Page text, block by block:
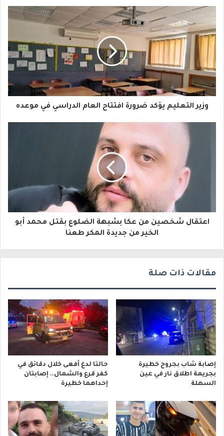
ر
ي
د
ك
ا
وزير التعليم يؤكد ضرورة افتتاح العام الدراسي في موعده
اعتقال شخصين من عكا بشبهة الضلوع بقتل محمد أبو
الخير من جديدة المكر طعنا
مقالات ذات صلة
إصابة شاب بجروح خطيرة
بجريمة اطلاق نار في عين
السهلة
حالتا لدغ أفعى خلال دقائق في
كفر قرع والشمال.. إصابتان
إحداهما خطيرة